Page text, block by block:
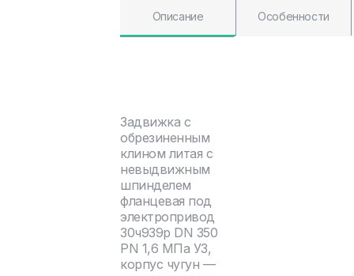
Описание Особенности
Задвижка с
обрезиненным
клином литая с
невыдвижным
шпинделем
фланцевая под
электропривод
30ч939р DN 350
PN 1,6 МПа У3,
корпус чугун —